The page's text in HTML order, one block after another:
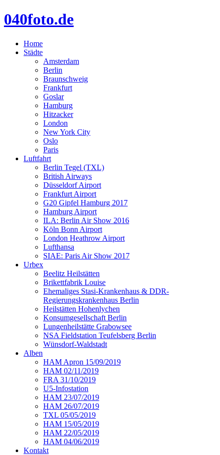
040foto.de
Home
Städte
Amsterdam
Berlin
Braunschweig
Frankfurt
Goslar
Hamburg
Hitzacker
London
New York City
Oslo
Paris
Luftfahrt
Berlin Tegel (TXL)
British Airways
Düsseldorf Airport
Frankfurt Airport
G20 Gipfel Hamburg 2017
Hamburg Airport
ILA: Berlin Air Show 2016
Köln Bonn Airport
London Heathrow Airport
Lufthansa
SIAE: Paris Air Show 2017
Urbex
Beelitz Heilstätten
Brikettfabrik Louise
Ehemaliges Stasi-Krankenhaus & DDR-
Regierungskrankenhaus Berlin
Heilstätten Hohenlychen
Konsumgesellschaft Berlin
Lungenheilstätte Grabowsee
NSA Fieldstation Teufelsberg Berlin
Wünsdorf-Waldstadt
Alben
HAM Apron 15/09/2019
HAM 02/11/2019
FRA 31/10/2019
U5-Infostation
HAM 23/07/2019
HAM 26/07/2019
TXL 05/05/2019
HAM 15/05/2019
HAM 22/05/2019
HAM 04/06/2019
Kontakt